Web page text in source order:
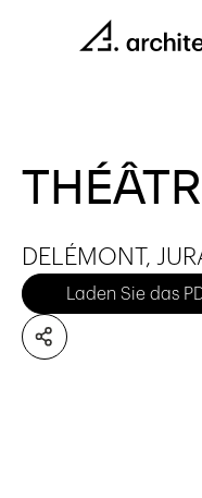
DELÉMONT,
Laden Sie das